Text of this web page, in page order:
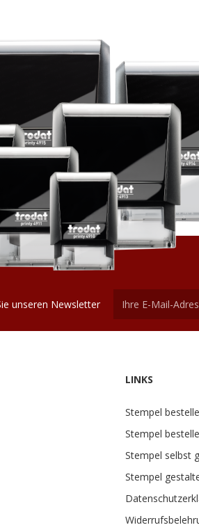
unseren Newsletter
LINKS
Stempel
Stempel
Stempel selbst
Stempel